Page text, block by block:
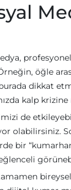
öğle
dikkat
kalp
de
bir